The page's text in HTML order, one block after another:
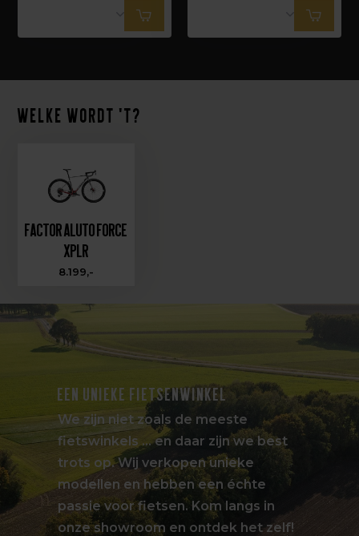
Welke wordt 't?
Factor Aluto Force
XPLR
8.199,-
EEN UNIEKE FIETSENWINKEL
We zijn niet zoals de meeste
fietswinkels … en daar zijn we best
trots op. Wij verkopen unieke
modellen en hebben een échte
passie voor fietsen. Kom langs in
onze showroom en ontdek het zelf!